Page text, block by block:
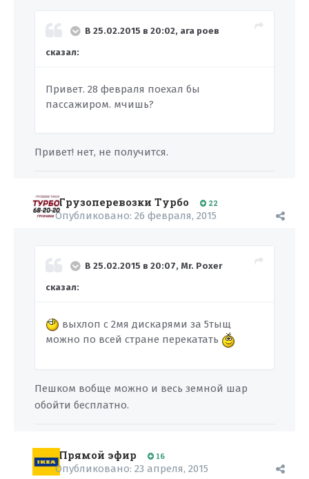
В 25.02.2015 в 20:02, ага роев
сказал:
Привет. 28 февраля поехал бы
пассажиром. мчишь?
Привет! нет, не получится.
Грузоперевозки Турбо 22
Опубликовано: 26 февраля, 2015
В 25.02.2015 в 20:07, Mr. Poxer
сказал:
выхлоп с 2мя дискарями за 5тыщ
можно по всей стране перекатать
Пешком вобще можно и весь земной шар
обойти бесплатно.
Прямой эфир 16
Опубликовано: 23 апреля, 2015